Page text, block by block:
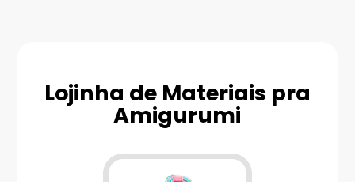
Lojinha de Materiais pra
Amigurumi